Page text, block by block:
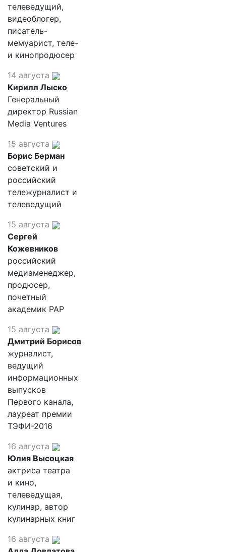
телеведущий,
видеоблогер,
писатель-
мемуарист, теле-
и кинопродюсер
14 августа
Кирилл Лыско
Генеральный
директор Russian
Media Ventures
15 августа
Борис Берман
советский и
российский
тележурналист и
телеведущий
15 августа
Сергей
Кожевников
российский
медиаменеджер,
продюсер,
почетный
академик РАР
15 августа
Дмитрий Борисов
журналист,
ведущий
информационных
выпусков
Первого канала,
лауреат премии
ТЭФИ-2016
16 августа
Юлия Высоцкая
актриса театра
и кино,
телеведущая,
кулинар, автор
кулинарных книг
16 августа